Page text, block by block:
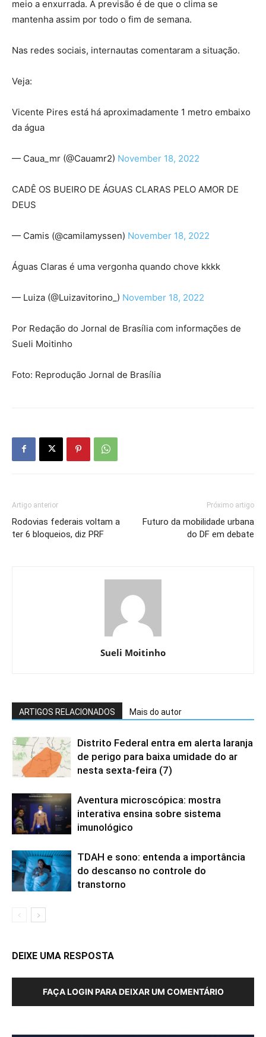
meio a enxurrada. A previsão é de que o clima se
mantenha assim por todo o fim de semana.
Nas redes sociais, internautas comentaram a situação.
Veja:
Vicente Pires está há aproximadamente 1 metro embaixo
da água
— Caua_mr (@Cauamr2) November 18, 2022
CADÊ OS BUEIRO DE ÁGUAS CLARAS PELO AMOR DE
DEUS
— Camis (@camilamyssen) November 18, 2022
Águas Claras é uma vergonha quando chove kkkk
— Luiza (@Luizavitorino_) November 18, 2022
Por Redação do Jornal de Brasília com informações de
Sueli Moitinho
Foto: Reprodução Jornal de Brasília
Artigo anterior
Rodovias federais voltam a
ter 6 bloqueios, diz PRF
Próximo artigo
Futuro da mobilidade urbana
do DF em debate
Sueli Moitinho
ARTIGOS RELACIONADOS Mais do autor
Distrito Federal entra em alerta laranja
de perigo para baixa umidade do ar
nesta sexta-feira (7)
Aventura microscópica: mostra
interativa ensina sobre sistema
imunológico
TDAH e sono: entenda a importância
do descanso no controle do
transtorno
DEIXE UMA RESPOSTA
FAÇA LOGIN PARA DEIXAR UM COMENTÁRIO